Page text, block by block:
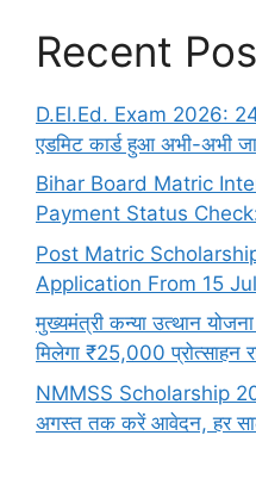
Recent
D.El.Ed. Exam 2026: 24
एडमिट कार्ड हुआ अभी-अभी
Bihar Board Matric
Payment Status
Post Matric
Application From 15
मुख्यमंत्री कन्या उत्थान
मिलेगा ₹25,000 प्रोत्साहन
NMMSS Scholarship
अगस्त तक करें आवेदन, हर